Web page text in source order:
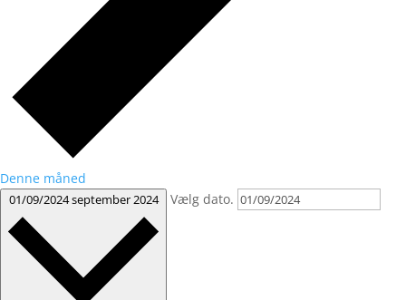
Denne måned
01/09/2024september 2024 Vælg dato.